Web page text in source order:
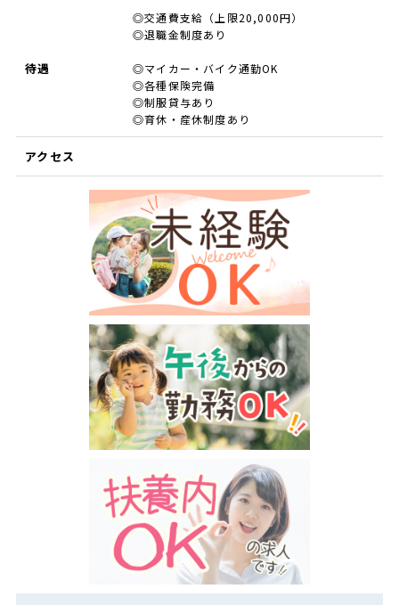
待遇
◎交通費支給（上限20,000円）
◎退職金制度あり
◎マイカー・バイク通勤OK
◎各種保険完備
◎制服貸与あり
◎育休・産休制度あり
アクセス